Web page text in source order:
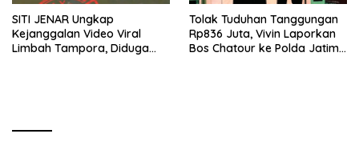
SITI JENAR Ungkap
Kejanggalan Video Viral
Limbah Tampora, Diduga
Tolak Tuduhan Tanggungan
Rp836 Juta, Vivin Laporkan
Bos Chatour ke Polda Jatim